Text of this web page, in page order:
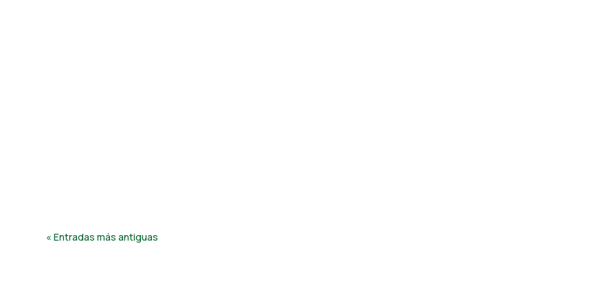
« Entradas más antiguas